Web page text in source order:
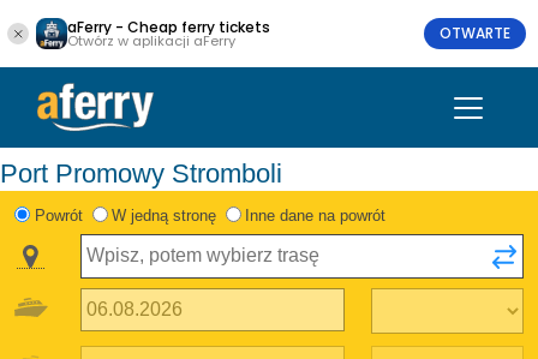
aFerry - Cheap ferry tickets
Otwórz w aplikacji aFerry OTWARTE
Port Promowy Stromboli
Powrót W jedną stronę Inne dane na powrót